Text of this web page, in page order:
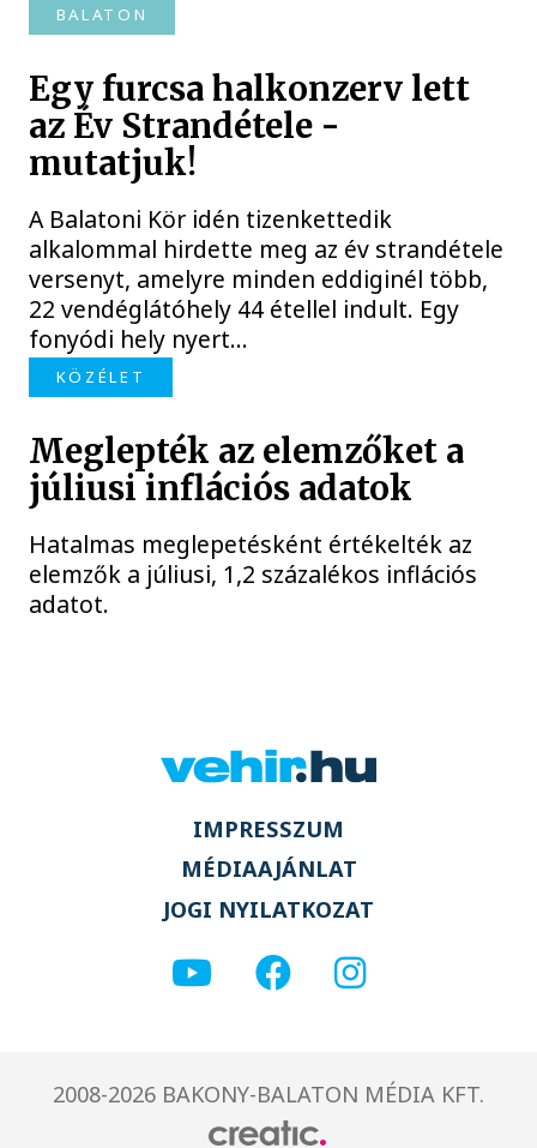
BALATON
Egy furcsa halkonzerv lett
az Év Strandétele -
mutatjuk!
A Balatoni Kör idén tizenkettedik
alkalommal hirdette meg az év strandétele
versenyt, amelyre minden eddiginél több,
22 vendéglátóhely 44 étellel indult. Egy
fonyódi hely nyert...
KÖZÉLET
Meglepték az elemzőket a
júliusi inflációs adatok
Hatalmas meglepetésként értékelték az
elemzők a júliusi, 1,2 százalékos inflációs
adatot.
IMPRESSZUM
MÉDIAAJÁNLAT
JOGI NYILATKOZAT
2008-2026 BAKONY-BALATON MÉDIA KFT.